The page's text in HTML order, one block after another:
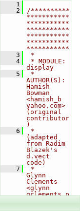
    1
    2
/**********
***********
***********
***********
***********
***********
***********
    3
*
    4
* MODULE:
display
    5
*
AUTHOR(S):
Hamish
Bowman
<hamish_b
yahoo.com>
(original
contributor
)
    6
*
(adapted
from Radim
Blazek's
d.vect
code)
    7
*
Glynn
Clements
<glynn
gclements.p